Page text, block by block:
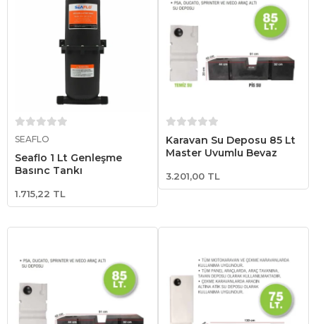
SEAFLO
Seaflo 1 Lt Genleşme
Basınç Tankı
1.715,22 TL
Karavan Su Deposu 85 Lt
Master Uyumlu Beyaz
3.201,00 TL